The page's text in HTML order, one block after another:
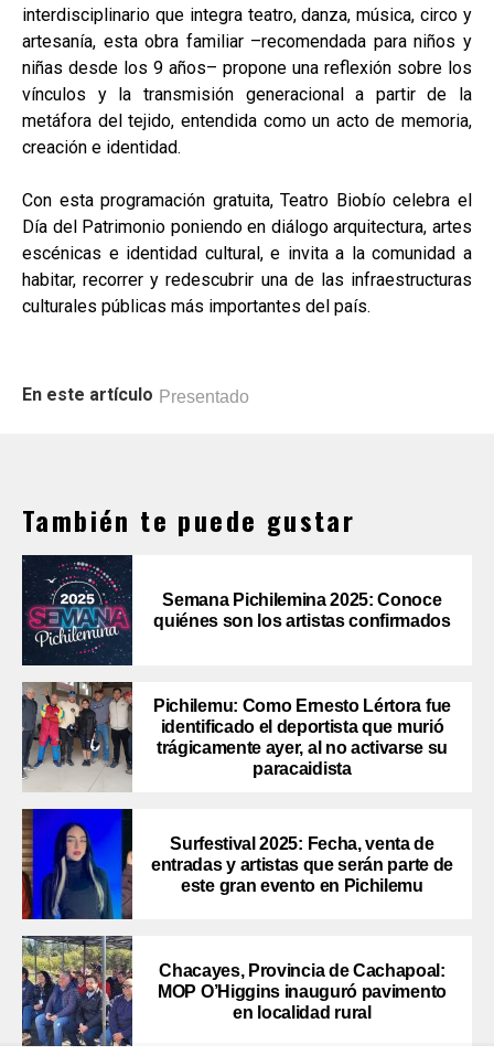
interdisciplinario que integra teatro, danza, música, circo y
artesanía, esta obra familiar –recomendada para niños y
niñas desde los 9 años– propone una reflexión sobre los
vínculos y la transmisión generacional a partir de la
metáfora del tejido, entendida como un acto de memoria,
creación e identidad.
Con esta programación gratuita, Teatro Biobío celebra el
Día del Patrimonio poniendo en diálogo arquitectura, artes
escénicas e identidad cultural, e invita a la comunidad a
habitar, recorrer y redescubrir una de las infraestructuras
culturales públicas más importantes del país.
En este artículo Presentado
También te puede gustar
Semana Pichilemina 2025: Conoce
quiénes son los artistas confirmados
Pichilemu: Como Ernesto Lértora fue
identificado el deportista que murió
trágicamente ayer, al no activarse su
paracaidista
Surfestival 2025: Fecha, venta de
entradas y artistas que serán parte de
este gran evento en Pichilemu
Chacayes, Provincia de Cachapoal:
MOP O’Higgins inauguró pavimento
en localidad rural